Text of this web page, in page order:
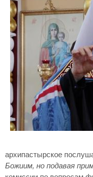
архипастырское
Божиим, но подавая